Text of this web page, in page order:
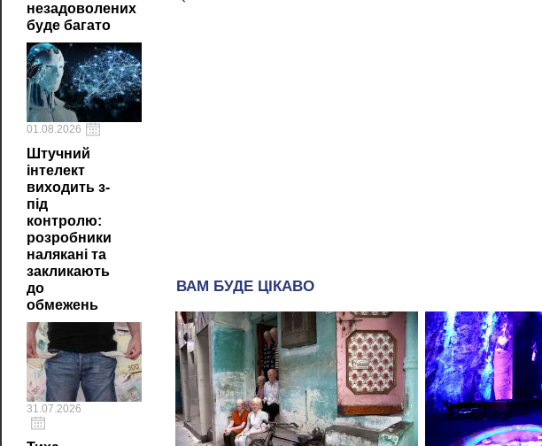
незадоволених
буде багато
01.08.2026
Штучний
інтелект
виходить з-
під
контролю:
розробники
налякані та
закликають
до
обмежень
31.07.2026